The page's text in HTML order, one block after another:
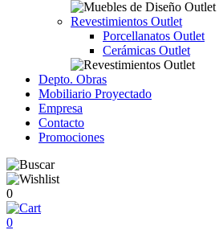
Revestimientos Outlet
Porcellanatos Outlet
Cerámicas Outlet
Depto. Obras
Mobiliario Proyectado
Empresa
Contacto
Promociones
0
0